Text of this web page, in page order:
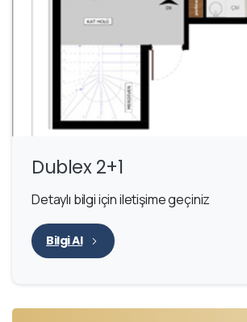
Dublex 2+1
Detaylı bilgi için iletişime geçiniz
Bilgi Al